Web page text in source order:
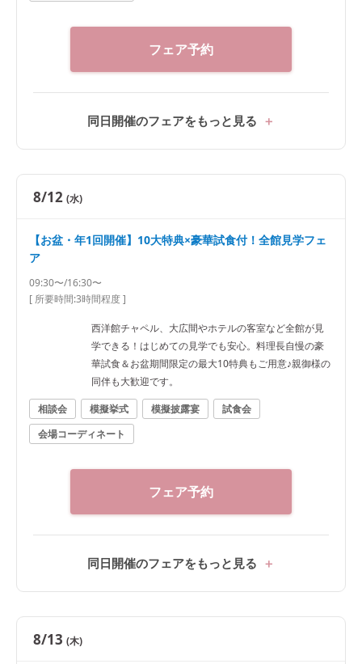
フェア予約
同日開催のフェアをもっと見る
8/12 (水)
【お盆・年1回開催】10大特典×豪華試食付！全館見学フェ
ア
09:30〜/16:30〜
[ 所要時間:3時間程度]
西洋館チャペル、大広間やホテルの客室など全館が見
学できる！はじめての見学でも安心。料理長自慢の豪
華試食＆お盆期間限定の最大10特典もご用意♪親御様の
同伴も大歓迎です。
相談会
模擬挙式 模擬披露宴
試食会
会場コーディネート
フェア予約
同日開催のフェアをもっと見る
8/13 (木)